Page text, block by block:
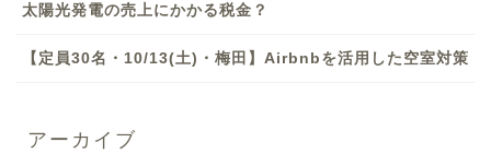
太陽光発電の売上にかかる税金？
【定員30名・10/13(土)・梅田】Airbnbを活用した空室対策
アーカイブ